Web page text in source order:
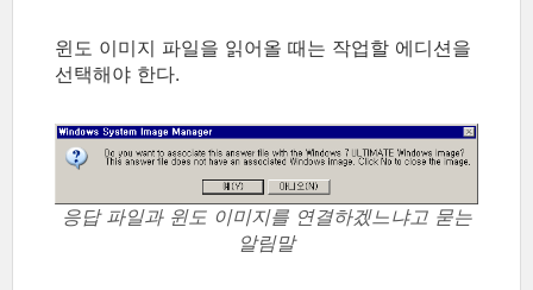
윈도 이미지 파일을 읽어올 때는 작업할 에디션을
선택해야 한다.
응답 파일과 윈도 이미지를 연결하겠느냐고 묻는
알림말